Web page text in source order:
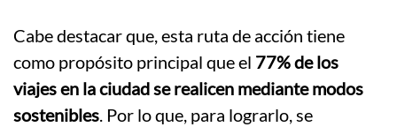
Cabe destacar que, esta ruta de acción tiene
como propósito principal que el 77% de los
viajes en la ciudad se realicen mediante modos
sostenibles. Por lo que, para lograrlo, se